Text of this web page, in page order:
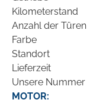
Kilometerstand
Anzahl der Türen
Farbe
Standort
Lieferzeit
Unsere Nummer
MOTOR: